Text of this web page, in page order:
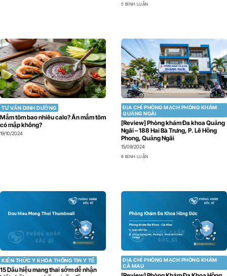
5 BÌNH LUẬN
TƯ VẤN DINH DƯỠNG
Mắm tôm bao nhiêu calo? Ăn mắm tôm
có mập không?
19/10/2024
ĐỊA CHỈ PHÒNG MẠCH PHÒNG KHÁM
QUẢNG NGÃI
[Review] Phòng khám Đa khoa Quảng
Ngãi – 188 Hai Bà Trưng, P. Lê Hồng
Phong, Quảng Ngãi
15/09/2024
6 BÌNH LUẬN
KIẾN THỨC Y KHOA THÔNG TIN Y TẾ
15 Dấu hiệu mang thai sớm dễ nhận
ĐỊA CHỈ PHÒNG MẠCH PHÒNG KHÁM
CÀ MAU